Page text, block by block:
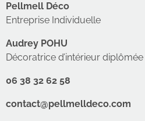
Pellmell Déco
Entreprise Individuelle
Audrey POHU
Décoratrice d’intérieur diplômée
06 38 32 62 58
contact@pellmelldeco.com